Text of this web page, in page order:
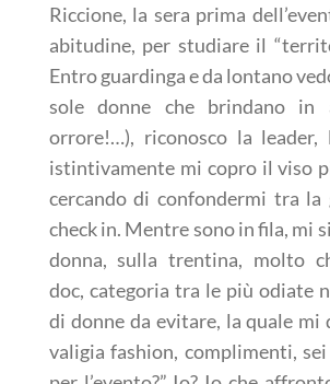
Riccione, la sera prima
abitudine, per studiare il
Entro guardinga e da lontano
sole donne che brindano in
orrore!…), riconosco la leader,
istintivamente mi copro il viso
cercando di confondermi tra la
check in. Mentre sono in fila, mi
donna, sulla trentina, molto
doc, categoria tra le più odiate
di donne da evitare, la quale mi
valigia fashion, complimenti,